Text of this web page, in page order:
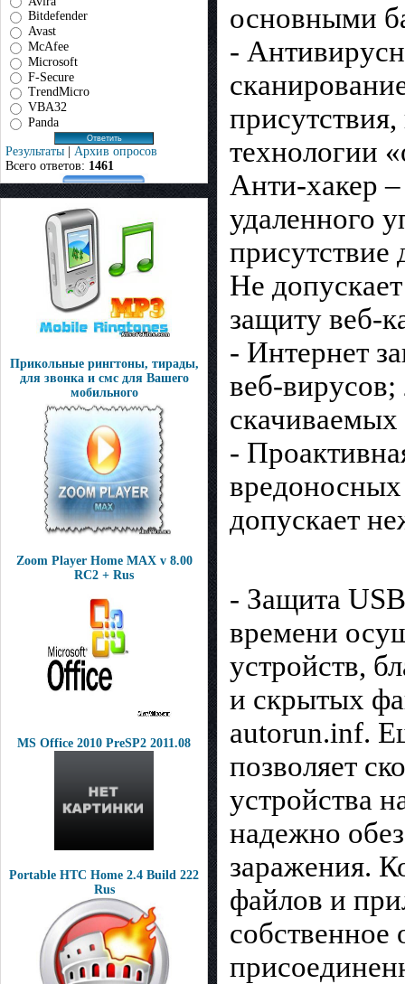
Bitdefender
Avast
McAfee
Microsoft
F-Secure
TrendMicro
VBA32
Panda
Результаты | Архив опросов
Всего ответов: 1461
Прикольные рингтоны, тирады,
для звонка и смс для Вашего
мобильного
Zoom Player Home MAX v 8.00
RC2 + Rus
MS Office 2010 PreSP2 2011.08
Portable HTC Home 2.4 Build 222
Rus
основными
-
технологии
Анти-хакер –
удаленного
присутствие
Не
защиту веб-
- Интернет
веб-вирусов;
скачиваемых
-
допускает
- Защита
времени
устройств,
и скрытых
autorun.inf.
позволяет
устройства
надежно
заражения.
файлов и
собственное